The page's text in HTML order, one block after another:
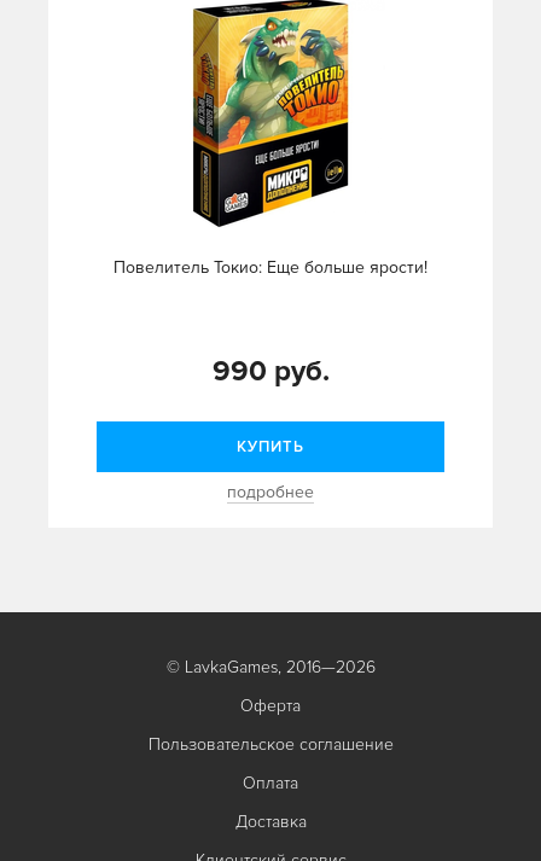
Повелитель Токио: Еще больше ярости!
990 руб.
КУПИТЬ
подробнее
© LavkaGames, 2016—2026
Оферта
Пользовательское соглашение
Оплата
Доставка